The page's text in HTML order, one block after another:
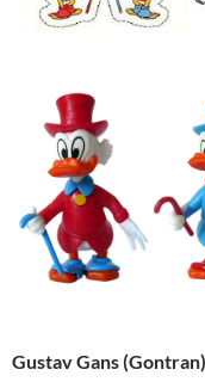
Gustav Gans (Gontran)